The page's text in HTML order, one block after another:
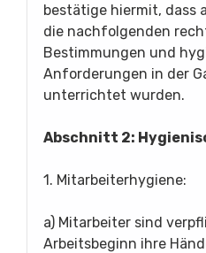
bestätige hiermit, dass
die nachfolgenden
Bestimmungen und
Anforderungen in der
unterrichtet wurden.
Abschnitt 2:
1. Mitarbeiterhygiene:
a) Mitarbeiter sind
Arbeitsbeginn ihre